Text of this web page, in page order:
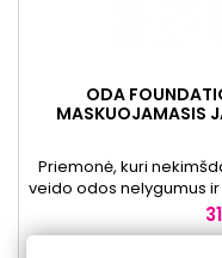
ODA
MASKUOJAMASIS
Priemonė, kuri
veido odos nelygumus
esantis Kudzu
odos raminimo ir